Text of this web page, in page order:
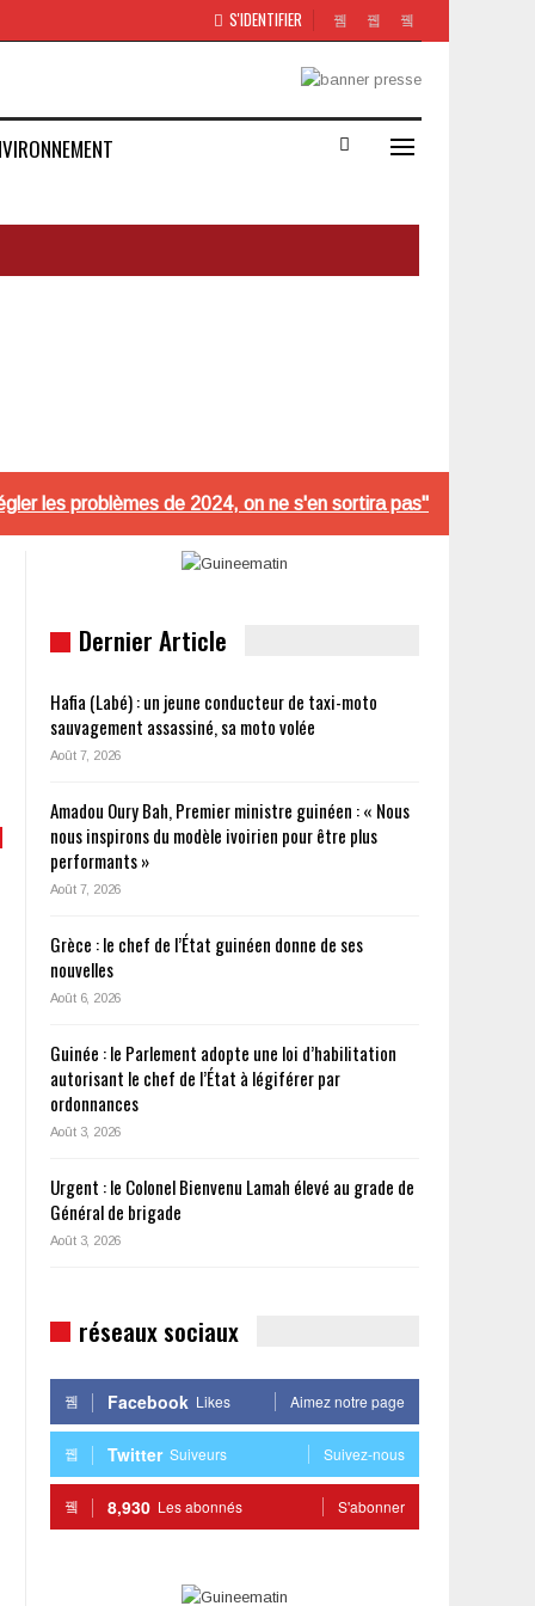
S'IDENTIFIER
les problèmes de 2024, on ne s'en sortira pas"
Dernier Article
Hafia (Labé) : un jeune conducteur de taxi-moto
sauvagement assassiné, sa moto volée
Août 7, 2026
Amadou Oury Bah, Premier ministre guinéen : « Nous
nous inspirons du modèle ivoirien pour être plus
performants »
Août 7, 2026
Grèce : le chef de l’État guinéen donne de ses
nouvelles
Août 6, 2026
Guinée : le Parlement adopte une loi d’habilitation
autorisant le chef de l’État à légiférer par
ordonnances
Août 3, 2026
Urgent : le Colonel Bienvenu Lamah élevé au grade de
Général de brigade
Août 3, 2026
réseaux sociaux
Facebook Likes Aimez notre page
Twitter Suiveurs Suivez-nous
8,930 Les abonnés S'abonner